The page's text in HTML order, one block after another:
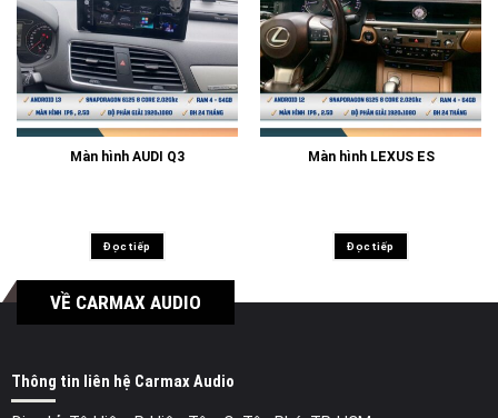
Màn hình AUDI Q3
Đọc tiếp
Màn hình LEXUS ES
Đọc tiếp
VỀ CARMAX AUDIO
Thông tin liên hệ Carmax Audio